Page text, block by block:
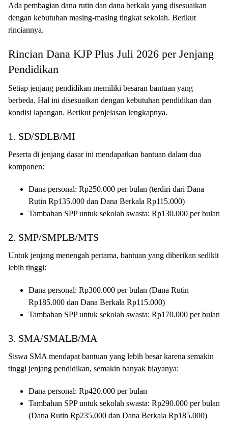
Ada pembagian dana rutin dan dana berkala yang disesuaikan
dengan kebutuhan masing-masing tingkat sekolah. Berikut
rinciannya.
Rincian Dana KJP Plus Juli 2026 per Jenjang
Pendidikan
Setiap jenjang pendidikan memiliki besaran bantuan yang
berbeda. Hal ini disesuaikan dengan kebutuhan pendidikan dan
kondisi lapangan. Berikut penjelasan lengkapnya.
1. SD/SDLB/MI
Peserta di jenjang dasar ini mendapatkan bantuan dalam dua
komponen:
Dana personal: Rp250.000 per bulan (terdiri dari Dana
Rutin Rp135.000 dan Dana Berkala Rp115.000)
Tambahan SPP untuk sekolah swasta: Rp130.000 per bulan
2. SMP/SMPLB/MTS
Untuk jenjang menengah pertama, bantuan yang diberikan sedikit
lebih tinggi:
Dana personal: Rp300.000 per bulan (Dana Rutin
Rp185.000 dan Dana Berkala Rp115.000)
Tambahan SPP untuk sekolah swasta: Rp170.000 per bulan
3. SMA/SMALB/MA
Siswa SMA mendapat bantuan yang lebih besar karena semakin
tinggi jenjang pendidikan, semakin banyak biayanya:
Dana personal: Rp420.000 per bulan
Tambahan SPP untuk sekolah swasta: Rp290.000 per bulan
(Dana Rutin Rp235.000 dan Dana Berkala Rp185.000)